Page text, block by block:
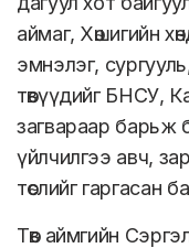
аймаг, Хөшигийн
эмнэлэг,
төвүүдийг БНСУ,
загвараар барьж
үйлчилгээ авч,
төслийг гаргасан
Төв аймгийн